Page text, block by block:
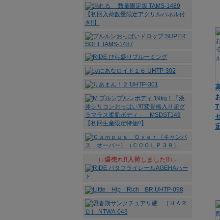
↓↓爆売れ!!入荷しました!!↓↓